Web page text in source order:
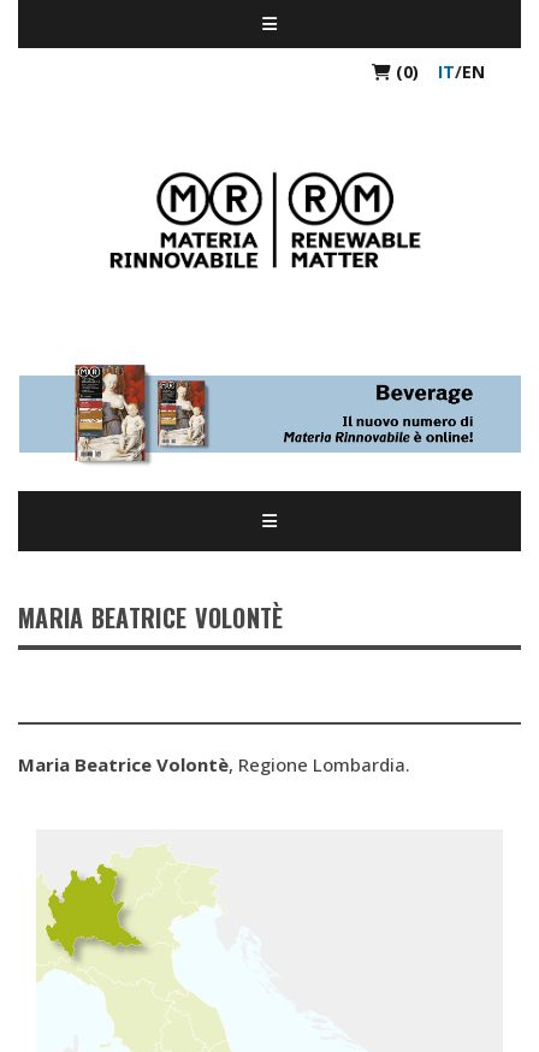
(0) IT/EN
MARIA BEATRICE VOLONTÈ
Maria Beatrice Volontè, Regione Lombardia.